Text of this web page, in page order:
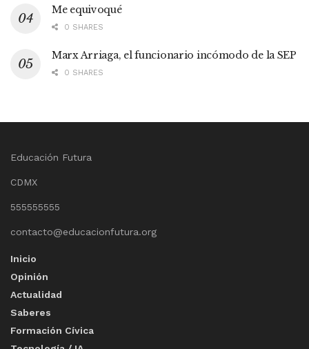
Me equivoqué
0 SHARES
Marx Arriaga, el funcionario incómodo de la SEP
0 SHARES
Educación Futura
CDMX
555555555
contacto@educacionfutura.org
Inicio
Opinión
Actualidad
Saberes
Formación Cívica